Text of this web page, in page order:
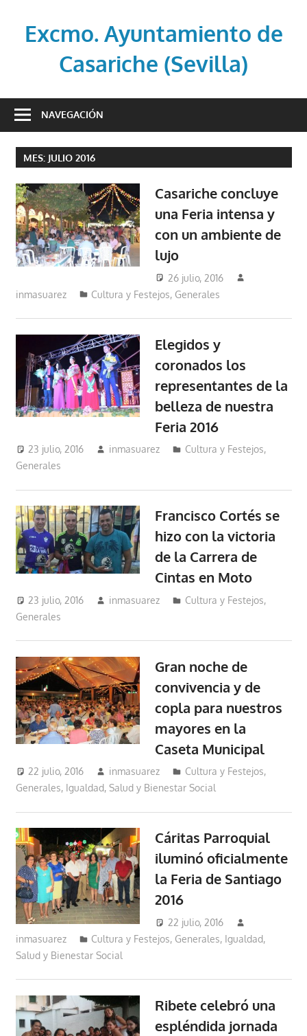
contenidoExcmo. Ayuntamiento de
Casariche (Sevilla)
oficial
Ayuntamiento
de
Casariche
(Sevilla)
NAVEGACIÓN
MES: JULIO 2016
Casariche concluye
una Feria intensa y
con un ambiente de
lujo
26 julio, 2016
inmasuarez
Cultura y Festejos, Generales
Elegidos y
coronados los
representantes de la
belleza de nuestra
Feria 2016
23 julio, 2016 inmasuarez Cultura y Festejos,
Generales
Francisco Cortés se
hizo con la victoria
de la Carrera de
Cintas en Moto
23 julio, 2016 inmasuarez Cultura y Festejos,
Generales
Gran noche de
convivencia y de
copla para nuestros
mayores en la
Caseta Municipal
22 julio, 2016 inmasuarez Cultura y Festejos,
Generales, Igualdad, Salud y Bienestar Social
Cáritas Parroquial
iluminó oficialmente
la Feria de Santiago
2016
22 julio, 2016
inmasuarez
Cultura y Festejos, Generales, Igualdad,
Salud y Bienestar Social
Ribete celebró una
espléndida jornada